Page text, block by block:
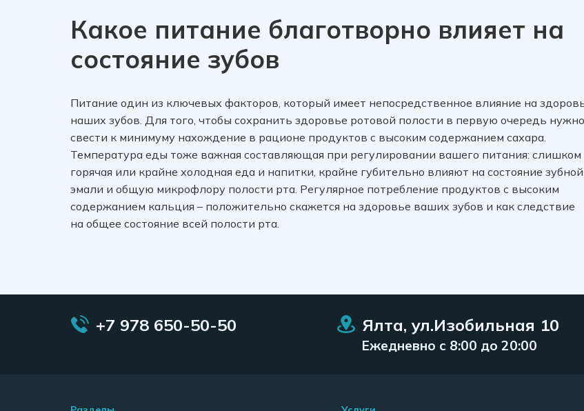
Какое питание благотворно влияет на
состояние зубов
Питание один из ключевых факторов, который имеет непосредственное влияние на
наших зубов. Для того, чтобы сохранить здоровье ротовой полости в первую очередь нужно
свести к минимуму нахождение в рационе продуктов с высоким содержанием сахара.
Температура еды тоже важная составляющая при регулировании вашего питания: слишком
горячая или крайне холодная еда и напитки, крайне губительно влияют на состояние зубной
эмали и общую микрофлору полости рта. Регулярное потребление продуктов с высоким
содержанием кальция – положительно скажется на здоровье ваших зубов и как следствие
на общее состояние всей полости рта.
+7 978 650-50-50 Ялта, ул.Изобильная 10
Ежедневно с 8:00 до 20:00